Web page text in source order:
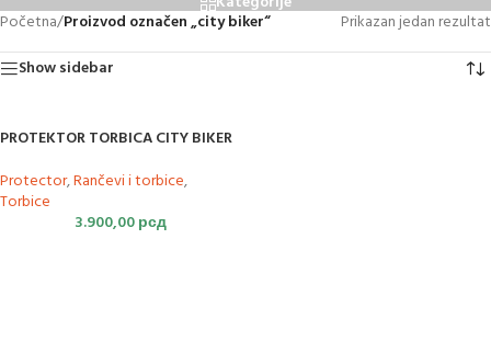
Početna/Proizvod označen „city biker“
Prikazan jedan rezultat
Show sidebar
PROTEKTOR TORBICA CITY BIKER
Protector,Rančevi i torbice,
Torbice
3.900,00рсд